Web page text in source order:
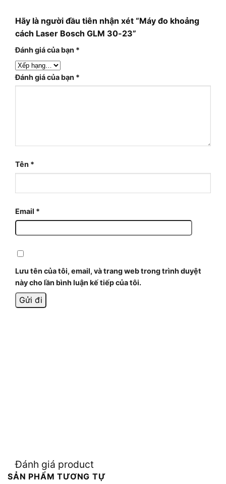
Hãy là người đầu tiên nhận xét “Máy đo khoảng
cách Laser Bosch GLM 30-23”
Đánh giá của bạn *
Đánh giá của bạn *
Tên *
Email *
Lưu tên của tôi, email, và trang web trong trình duyệt
này cho lần bình luận kế tiếp của tôi.
Đánh giá product
SẢN PHẨM TƯƠNG TỰ